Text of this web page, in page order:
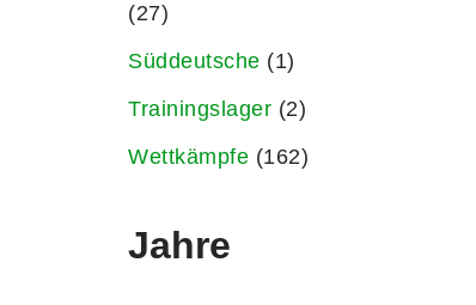
(27)
Süddeutsche (1)
Trainingslager (2)
Wettkämpfe (162)
Jahre